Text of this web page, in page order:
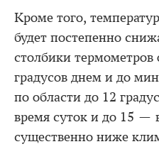
Кроме того,
будет постепенно
столбики термометров
градусов днем и до
по области до 12
время суток и до 15 —
существенно ниже